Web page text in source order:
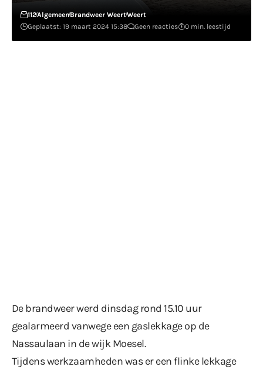
112AlgemeenBrandweer WeertWeert
Geplaatst: 19 maart 2024 15:38
Geen reacties 0 min. leestijd
De brandweer werd dinsdag rond 15.10 uur
gealarmeerd vanwege een gaslekkage op de
Nassaulaan in de wijk Moesel.
Tijdens werkzaamheden was er een flinke lekkage